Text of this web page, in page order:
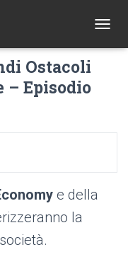
O
Ostacoli
– Episodio
e della
la